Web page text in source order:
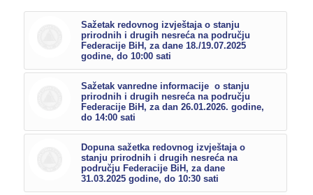
Sažetak redovnog izvještaja o stanju
prirodnih i drugih nesreća na području
Federacije BiH, za dane 18./19.07.2025
godine, do 10:00 sati
Sažetak vanredne informacije o stanju
prirodnih i drugih nesreća na području
Federacije BiH, za dan 26.01.2026. godine,
do 14:00 sati
Dopuna sažetka redovnog izvještaja o
stanju prirodnih i drugih nesreća na
području Federacije BiH, za dane
31.03.2025 godine, do 10:30 sati